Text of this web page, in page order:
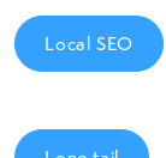
Local SEO